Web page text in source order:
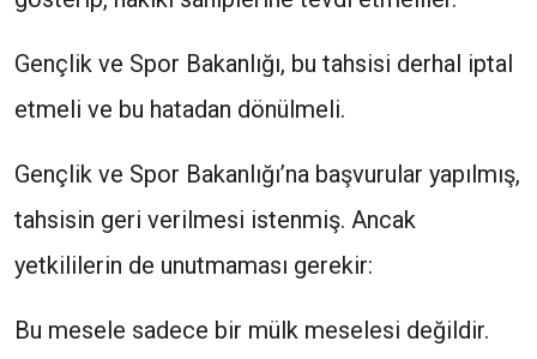
Gençlik ve Spor Bakanlığı, bu tahsisi derhal iptal
etmeli ve bu hatadan dönülmeli.
Gençlik ve Spor Bakanlığı’na başvurular yapılmış,
tahsisin geri verilmesi istenmiş. Ancak
yetkililerin de unutmaması gerekir:
Bu mesele sadece bir mülk meselesi değildir.